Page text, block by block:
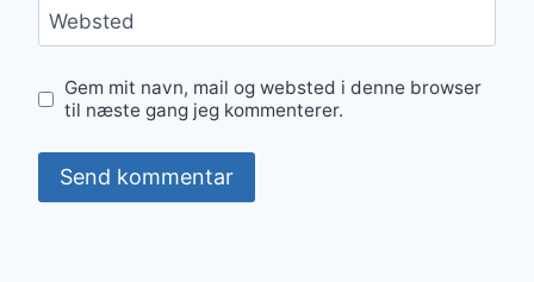
Websted
Gem mit navn, mail og websted i denne browser
til næste gang jeg kommenterer.